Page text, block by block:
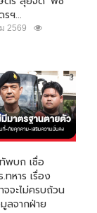
ฯ...
2569
พบก เชื่อ
หาร เรื่อง
จจะไม่ครบถ้วน
ลจากฝ่าย